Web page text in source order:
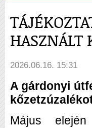
HASZNÁLT
2026.06.16. 15:31
A gárdonyi
Május